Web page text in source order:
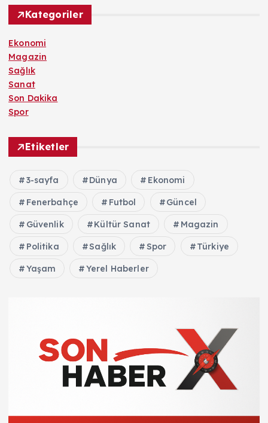
Kategoriler
Ekonomi
Magazin
Sağlık
Sanat
Son Dakika
Spor
Etiketler
3-sayfa Dünya Ekonomi
Fenerbahçe Futbol Güncel
Güvenlik Kültür Sanat Magazin
Politika Sağlık Spor Türkiye
Yaşam Yerel Haberler